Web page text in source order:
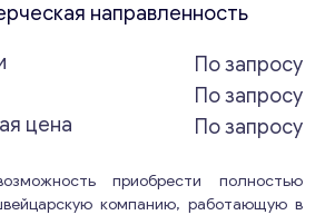
направленность
По запросу
По запросу
цена
По запросу
приобрести полностью
компанию, работающую в